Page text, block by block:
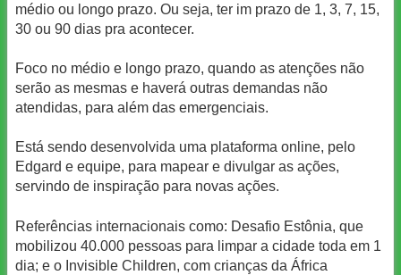
médio ou longo prazo. Ou seja, ter im prazo de 1, 3, 7, 15,
30 ou 90 dias pra acontecer.
Foco no médio e longo prazo, quando as atenções não
serão as mesmas e haverá outras demandas não
atendidas, para além das emergenciais.
Está sendo desenvolvida uma plataforma online, pelo
Edgard e equipe, para mapear e divulgar as ações,
servindo de inspiração para novas ações.
Referências internacionais como: Desafio Estônia, que
mobilizou 40.000 pessoas para limpar a cidade toda em 1
dia; e o Invisible Children, com crianças da África